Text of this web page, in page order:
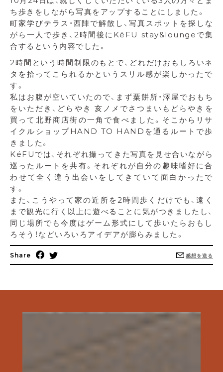
ち歩きをしながら写真をアップすることにしました。
町家学びテラス・西陣で解散し、写真スポットを探しな
がら一人で歩き、2時間後にKéFU stay&loungeで集
合するという内容でした。
2時間という時間制限のもとで、どれだけおもしろいネ
タを拾ってこられるかというスリル感が楽しかったで
す。
私はお腹が空いていたので、まず粟餅所・澤屋でおもち
をいただき、どらやき 亥ノメでさつまいもどらやきを
買って北野商店街の一角で食べました。そこからリサ
イクルショップHAND TO HANDを通るルートで歩
きました。
KéFUでは、それぞれ撮ってきた写真を見せ合いながら
巡ったルートを共有。それぞれが自分の趣味嗜好に合
わせて全く違う出会いをしてきていて面白かったで
す。
また、こうやって家の近所を2時間歩くだけでも、遠く
まで観光に行く以上に遊べることに気がつきましたし、
同じ場所でも今度はゲーム形式にして歩いたらおもし
ろそう！などいろいろアイデアが膨らみました。
Share 感想を送る